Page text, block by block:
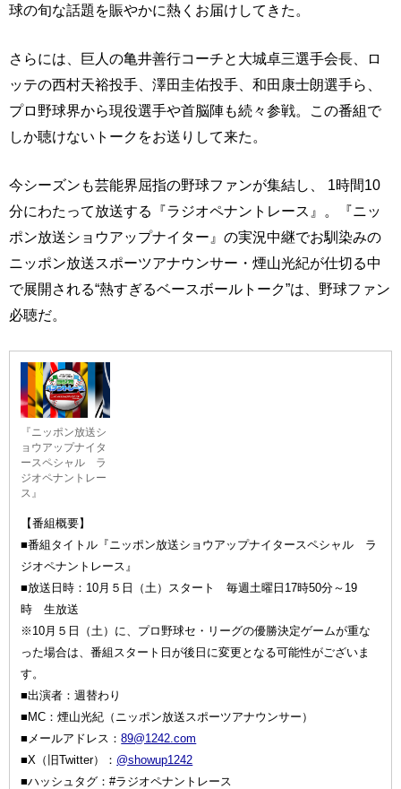
球の旬な話題を賑やかに熱くお届けしてきた。
さらには、巨人の亀井善行コーチと大城卓三選手会長、ロ
ッテの西村天裕投手、澤田圭佑投手、和田康士朗選手ら、
プロ野球界から現役選手や首脳陣も続々参戦。この番組で
しか聴けないトークをお送りして来た。
今シーズンも芸能界屈指の野球ファンが集結し、 1時間10
分にわたって放送する『ラジオペナントレース』。『ニッ
ポン放送ショウアップナイター』の実況中継でお馴染みの
ニッポン放送スポーツアナウンサー・煙山光紀が仕切る中
で展開される“熱すぎるベースボールトーク”は、野球ファン
必聴だ。
『ニッポン放送シ
ョウアップナイタ
ースペシャル ラ
ジオペナントレー
ス』
【番組概要】
■番組タイトル『ニッポン放送ショウアップナイタースペシャル ラ
ジオペナントレース』
■放送日時：10月５日（土）スタート 毎週土曜日17時50分～19
時 生放送
※10月５日（土）に、プロ野球セ・リーグの優勝決定ゲームが重な
った場合は、番組スタート日が後日に変更となる可能性がございま
す。
■出演者：週替わり
■MC：煙山光紀（ニッポン放送スポーツアナウンサー）
■メールアドレス：89@1242.com
■X（旧Twitter）： @showup1242
■ハッシュタグ：#ラジオペナントレース